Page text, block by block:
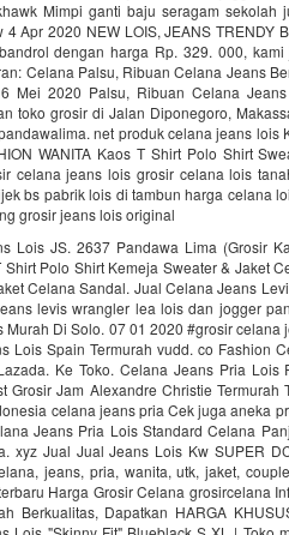
Mimpi ganti baju seragam
4 Apr 2020 NEW LOIS, JEANS TRENDY
dengan harga Rp. 329. 000,
Celana Palsu, Ribuan Celana Jeans
Mei 2020 Palsu, Ribuan Celana
toko grosir di Jalan Diponegoro,
net produk celana jeans
WANITA Kaos T Shirt Polo Shirt
celana jeans lois grosir celana lois
bs pabrik lois di tambun harga celana
grosir jeans lois original
Lois JS. 2637 Pandawa Lima (Grosir
Polo Shirt Kemeja Sweater & Jaket
Celana Sandal. Jual Celana Jeans
levis wrangler lea lois dan jogger
Murah Di Solo. 07 01 2020 #grosir
Lois Spain Termurah vudd. co Fashion
Ke Toko. Celana Jeans Pria
Grosir Jam Alexandre Christie
celana jeans pria Cek juga aneka
Jeans Pria Lois Standard Celana
xyz Jual Jual Jeans Lois Kw SUPER
jeans, pria, wanita, utk, jaket,
Harga Grosir Celana grosircelana
Berkualitas, Dapatkan HARGA